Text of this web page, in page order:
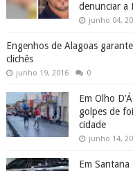
denunciar a
junho 04,
Engenhos de Alagoas
clichês
junho 19, 2016 0
Em Olho
golpes de
cidade
junho 14,
Em